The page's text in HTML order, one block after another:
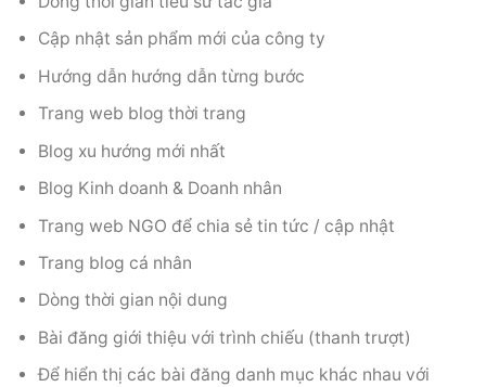
Cập nhật sản phẩm mới của công ty
Hướng dẫn hướng dẫn từng bước
Trang web blog thời trang
Blog xu hướng mới nhất
Blog Kinh doanh & Doanh nhân
Trang web NGO để chia sẻ tin tức / cập nhật
Trang blog cá nhân
Dòng thời gian nội dung
Bài đăng giới thiệu với trình chiếu (thanh trượt)
Để hiển thị các bài đăng danh mục khác nhau với